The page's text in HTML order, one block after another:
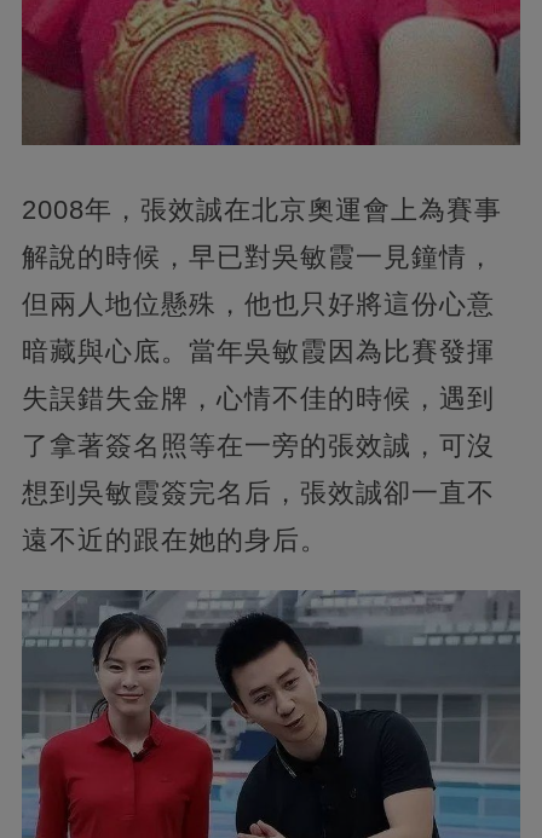
2008年，張效誠在北京奧運會上為賽事
解說的時候，早已對吳敏霞一見鐘情，
但兩人地位懸殊，他也只好將這份心意
暗藏與心底。當年吳敏霞因為比賽發揮
失誤錯失金牌，心情不佳的時候，遇到
了拿著簽名照等在一旁的張效誠，可沒
想到吳敏霞簽完名后，張效誠卻一直不
遠不近的跟在她的身后。